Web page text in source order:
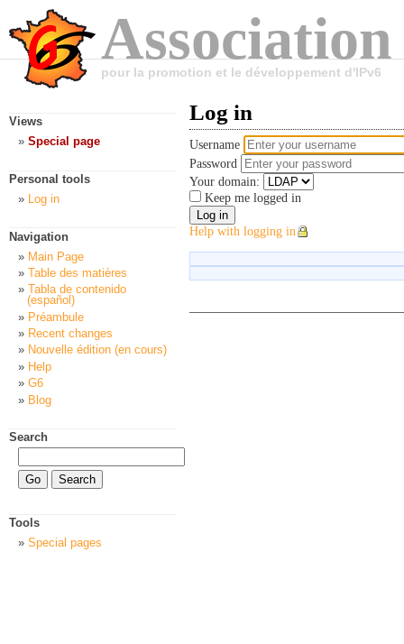
pour la promotion et le développement d'IPv6
Log in
Username
Password
Your domain:
Keep me logged in
Help with logging in
Views
Special page
Personal tools
Log in
Navigation
Main Page
Table des matières
Tabla de contenido
(español)
Préambule
Recent changes
Nouvelle édition (en cours)
Help
G6
Blog
Search
Tools
Special pages